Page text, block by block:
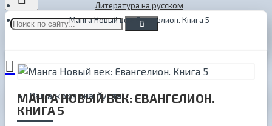
Ваша корзина пуста!
Литература на русском
Манга Новый век: Евангелион. Книга 5
МАНГА НОВЫЙ ВЕК: ЕВАНГЕЛИОН.
КНИГА 5